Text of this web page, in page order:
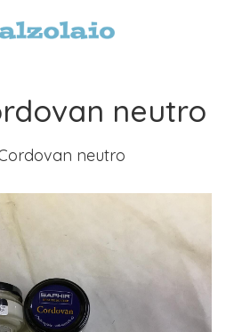
neutro
neutro